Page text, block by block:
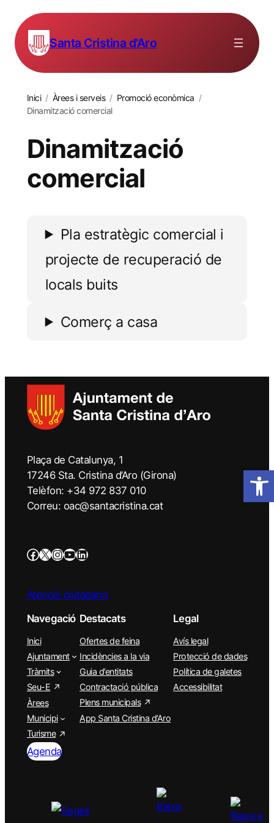
Santa Cristina d'Aro
Inici / Àrees i serveis / Promoció econòmica /
Dinamització comercial
Dinamització
comercial
Pla estratègic comercial i
projecte de recuperació de
locals buits
Comerç a casa
Plaça de Catalunya, 1
17246 Sta. Cristina d’Aro (Girona)
Telèfon: +34 972 837 010
Correu: oac@santacristina.cat
Atenció ciutadana
Navegació
Inici
Ajuntament
Tràmits
Seu-E
Àrees
Municipi
Turisme
Agenda
Destacats
Ofertes de feina
Incidències a la via
Guia d’entitats
Contractació pública
Plens municipals
App Santa Cristina d’Aro
Legal
Avís legal
Protecció de dades
Política de galetes
Accessibilitat
Obre